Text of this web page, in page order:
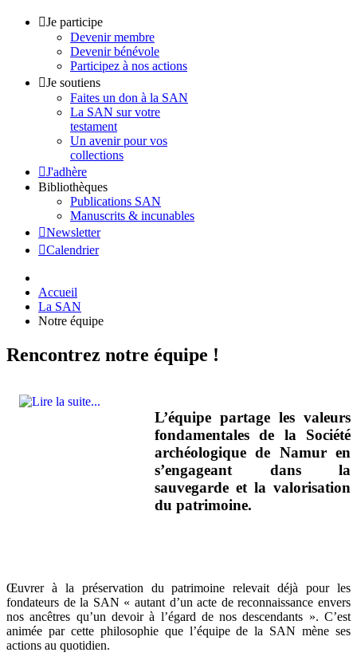
Je participe
Devenir membre
Devenir bénévole
Participez à nos actions
Je soutiens
Faites un don à la SAN
La SAN sur votre
testament
Un avenir pour vos
collections
J'adhère
Bibliothèques
Publications SAN
Manuscrits & incunables
Newsletter
Calendrier
Accueil
La SAN
Notre équipe
Rencontrez notre équipe !
L’équipe partage les valeurs
fondamentales de la Société
archéologique de Namur en
s’engageant dans la
sauvegarde et la valorisation
du patrimoine.
Œuvrer à la préservation du patrimoine relevait déjà pour les
fondateurs de la SAN « autant d’un acte de reconnaissance envers
nos ancêtres qu’un devoir à l’égard de nos descendants ». C’est
animée par cette philosophie que l’équipe de la SAN mène ses
actions au quotidien.